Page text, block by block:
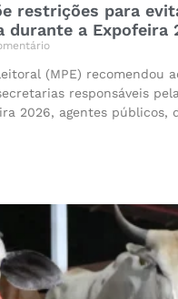
restrições para
durante a Expofeira
(MPE) recomendou
responsáveis pela
2026, agentes públicos,